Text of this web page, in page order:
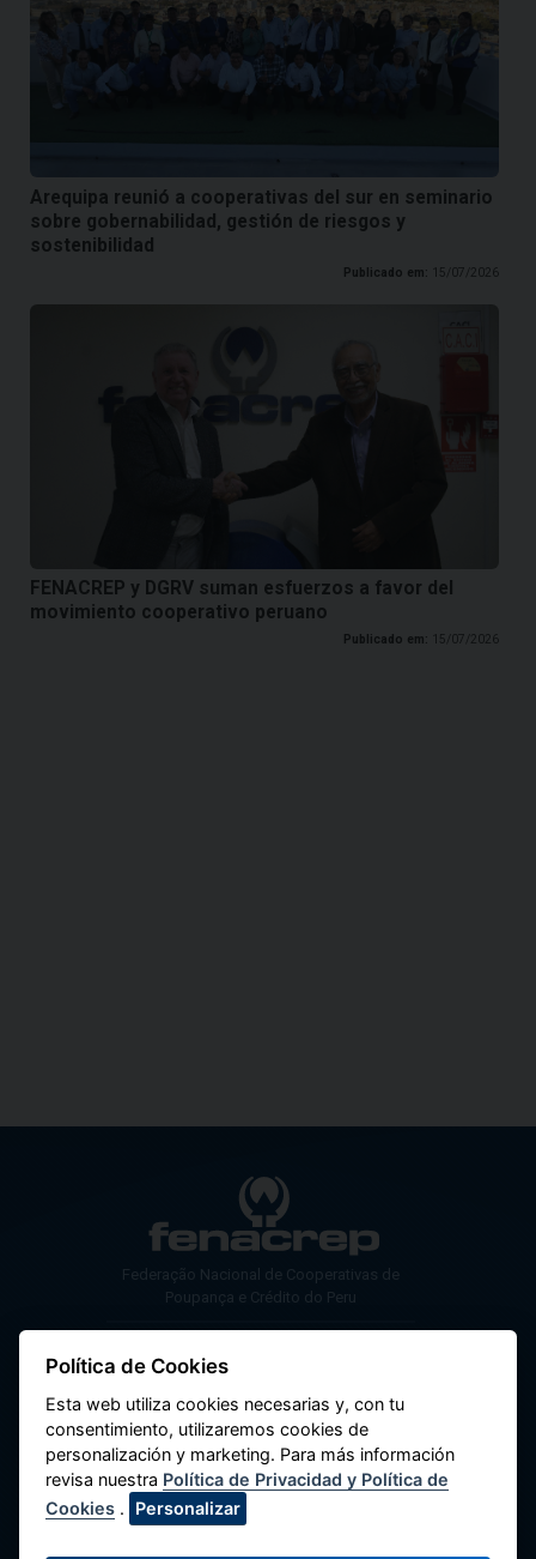
Arequipa reunió a cooperativas del sur en seminario
sobre gobernabilidad, gestión de riesgos y
sostenibilidad
Publicado em: 15/07/2026
FENACREP y DGRV suman esfuerzos a favor del
movimiento cooperativo peruano
Publicado em: 15/07/2026
Federação Nacional de Cooperativas de
Poupança e Crédito do Peru
Lima - Perú.
Fale Conosco
(51-1) 424-6769
(51-1) 424-4958
comunicaciones@fenacrep.org
Política de Cookies
Esta web utiliza cookies necesarias y, con tu
consentimiento, utilizaremos cookies de
personalización y marketing. Para más información
revisa nuestra Política de Privacidad y Política de
Cookies . Personalizar